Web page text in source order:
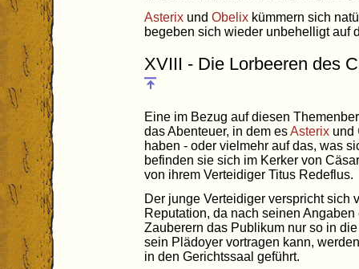
Asterix und Obelix kümmern sich
begeben sich wieder unbehelligt auf
XVIII - Die Lorbeeren des
Eine im Bezug auf diesen
das Abenteuer, in dem esAsterix und
haben - oder vielmehr auf das, was
befinden sie sich im Kerker von
von ihrem Verteidiger Titus Redeflus.
Der junge Verteidiger verspricht sich
Reputation, da nach seinen
Zauberern das Publikum nur so in
sein Plädoyer vortragen kann,
in den Gerichtssaal geführt.